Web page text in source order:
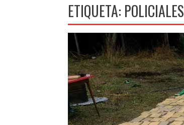
ETIQUETA: POLICIALES